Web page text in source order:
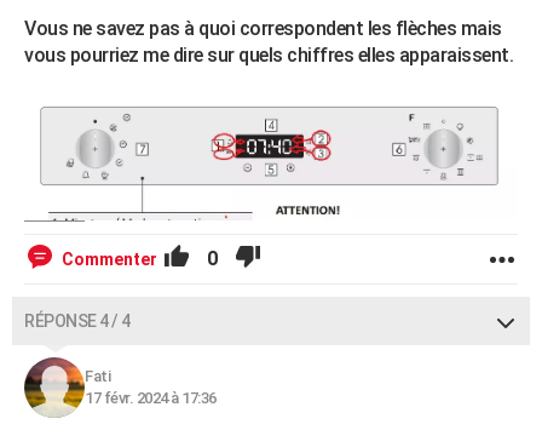
Vous ne savez pas à quoi correspondent les flèches mais
vous pourriez me dire sur quels chiffres elles apparaissent.
Commenter 0
RÉPONSE 4 / 4
Fati
17 févr. 2024 à 17:36